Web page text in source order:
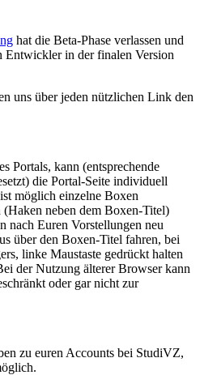
hat die Beta-Phase verlassen und
Entwickler in der finalen Version
uns über jeden nützlichen Link den
Portals, kann (entsprechende
die Portal-Seite individuell
möglich einzelne Boxen
(Haken neben dem Boxen-Titel)
nach Euren Vorstellungen neu
über den Boxen-Titel fahren, bei
linke Maustaste gedrückt halten
der Nutzung älterer Browser kann
oder gar nicht zur
zu euren Accounts bei StudiVZ,